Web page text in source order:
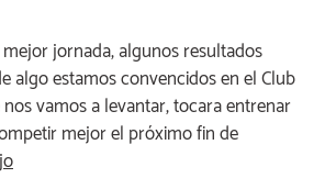
jornada, algunos resultados
algo estamos convencidos en el Club
vamos a levantar, tocara entrenar
mejor el próximo fin de